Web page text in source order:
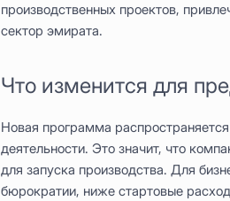
производственных проектов,
сектор эмирата.
Что изменится для
Новая программа
деятельности. Это значит, что
для запуска производства. Для
бюрократии, ниже стартовые